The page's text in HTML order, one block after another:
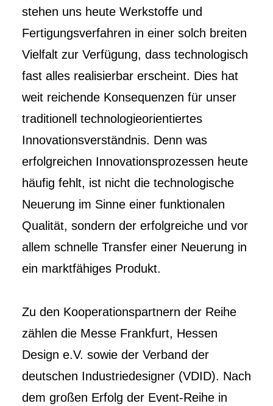
stehen uns heute Werkstoffe und
Fertigungsverfahren in einer solch breiten
Vielfalt zur Verfügung, dass technologisch
fast alles realisierbar erscheint. Dies hat
weit reichende Konsequenzen für unser
traditionell technologieorientiertes
Innovationsverständnis. Denn was
erfolgreichen Innovationsprozessen heute
häufig fehlt, ist nicht die technologische
Neuerung im Sinne einer funktionalen
Qualität, sondern der erfolgreiche und vor
allem schnelle Transfer einer Neuerung in
ein marktfähiges Produkt.
Zu den Kooperationspartnern der Reihe
zählen die Messe Frankfurt, Hessen
Design e.V. sowie der Verband der
deutschen Industriedesigner (VDID). Nach
dem großen Erfolg der Event-Reihe in